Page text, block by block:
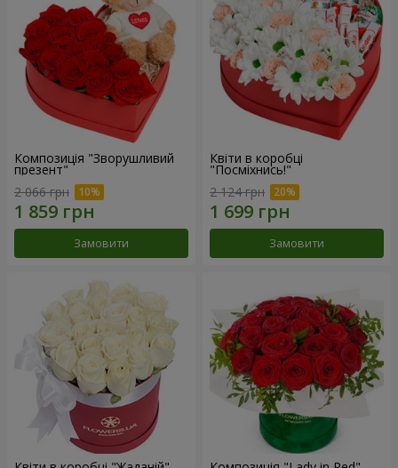
Композиція "Зворушливий
презент"
2 066 грн
Замовити
Квіти в коробці
"Посміхнись!"
2 124 грн
Замовити